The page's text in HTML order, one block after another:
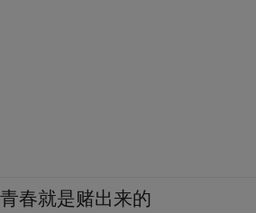
春就是赌出来的